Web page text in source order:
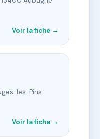
Voir la fiche →
les-Pins
Voir la fiche →